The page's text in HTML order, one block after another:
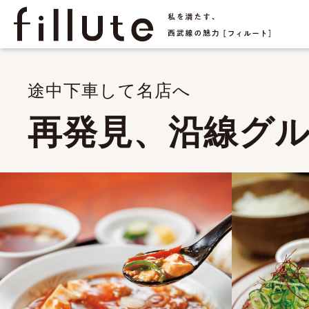
途中下車して名店へ
再発見、沿線グ